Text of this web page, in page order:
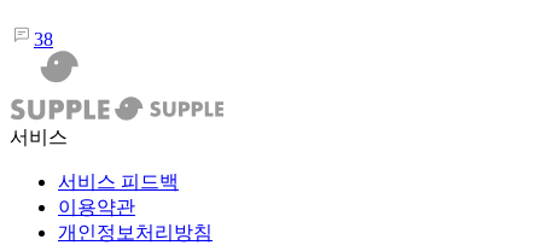
38
서비스
서비스 피드백
이용약관
개인정보처리방침